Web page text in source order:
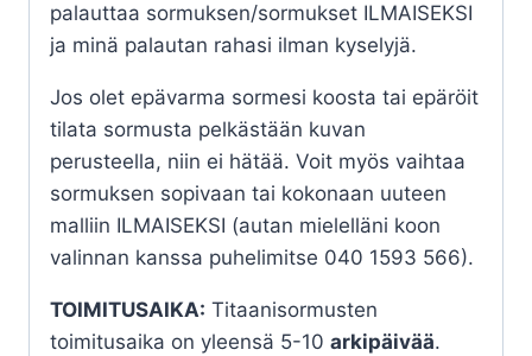
palauttaa sormuksen/sormukset ILMAISEKSI
ja minä palautan rahasi ilman kyselyjä.
Jos olet epävarma sormesi koosta tai epäröit
tilata sormusta pelkästään kuvan
perusteella, niin ei hätää. Voit myös vaihtaa
sormuksen sopivaan tai kokonaan uuteen
malliin ILMAISEKSI (autan mielelläni koon
valinnan kanssa puhelimitse 040 1593 566).
TOIMITUSAIKA: Titaanisormusten
toimitusaika on yleensä 5-10 arkipäivää.